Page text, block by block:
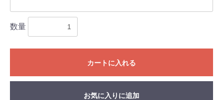
数量
カートに入れる
お気に入りに追加